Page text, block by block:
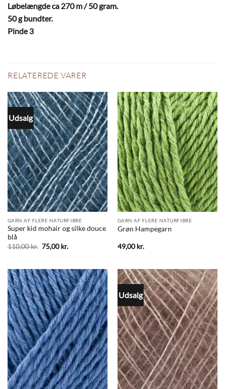
Løbelængde ca 270 m / 50 gram.
50 g bundter.
Pinde 3
RELATEREDE VARER
Udsalg
GARN AF FLERE NATURFIBRE
Super kid mohair og silke douce
blå
110,00kr. Den
oprindelige
110,00 kr..
75,00kr.Den
75,00 kr..
GARN AF FLERE NATURFIBRE
Grøn Hampegarn
49,00kr.
Udsalg